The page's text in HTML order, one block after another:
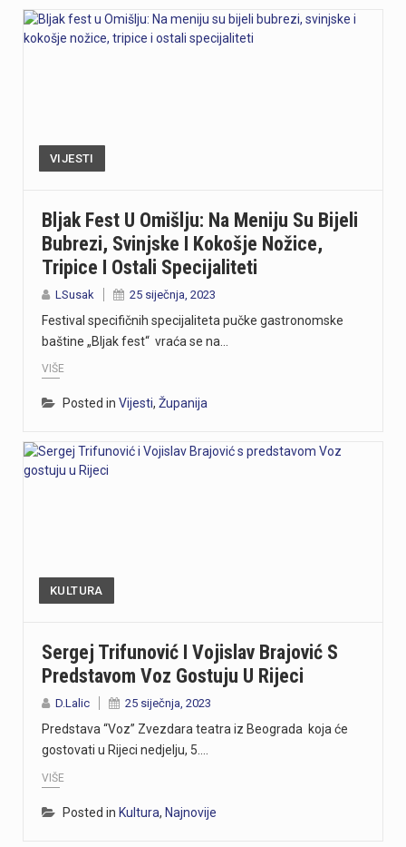
VIJESTI
Bljak Fest U Omišlju: Na Meniju Su Bijeli
Bubrezi, Svinjske I Kokošje Nožice,
Tripice I Ostali Specijaliteti
LSusak 25 siječnja, 2023
Festival specifičnih specijaliteta pučke gastronomske
baštine „Bljak fest“ vraća se na…
VIŠE
Posted in Vijesti, Županija
KULTURA
Sergej Trifunović I Vojislav Brajović S
Predstavom Voz Gostuju U Rijeci
D.Lalic 25 siječnja, 2023
Predstava “Voz” Zvezdara teatra iz Beograda koja će
gostovati u Rijeci nedjelju, 5.…
VIŠE
Posted in Kultura, Najnovije